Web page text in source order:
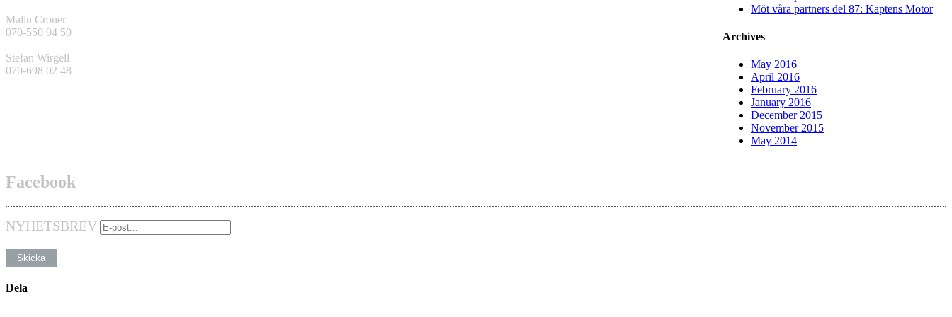
Möt våra partners del 87: Kaptens Motor
Archives
May 2016
April 2016
February 2016
January 2016
December 2015
November 2015
May 2014
Malin Croner
070-550 94 50
Stefan Wirgell
070-698 02 48
Facebook
NYHETSBREV
Dela